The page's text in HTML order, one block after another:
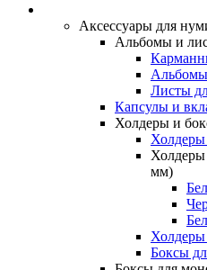
Аксессуары для
Альбомы и
Листы
Капсулы и
Холдеры и
Холдеры
мм)
Холдеры
Боксы